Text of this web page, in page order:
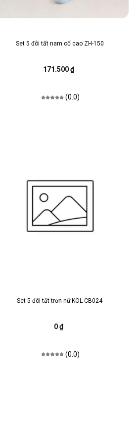
Set 5 đôi tất nam cổ cao ZH-150
171.500 ₫
(0.0)
Set 5 đôi tất trơn nữ KOL-CB024
0 ₫
(0.0)